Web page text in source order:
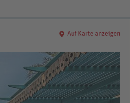
Auf Karte anzeigen